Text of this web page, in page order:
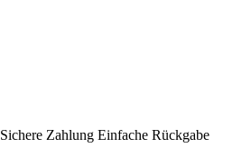
Sichere Zahlung Einfache Rückgabe